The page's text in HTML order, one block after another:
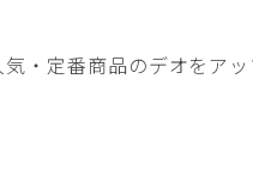
・定番商品のデオをア